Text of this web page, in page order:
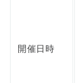
開催日時